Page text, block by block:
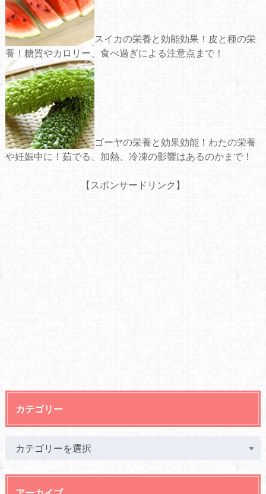
スイカの栄養と効能効果！皮と種の栄
養！糖質やカロリー、食べ過ぎによる注意点まで！
ゴーヤの栄養と効果効能！わたの栄養
や妊娠中に！茹でる、加熱、冷凍の影響はあるのかまで！
【スポンサードリンク】
カテゴリー